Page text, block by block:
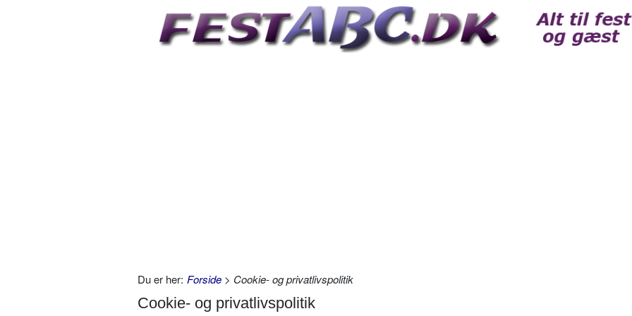
Du er her: Forside > Cookie- og privatlivspolitik
Cookie- og privatlivspolitik